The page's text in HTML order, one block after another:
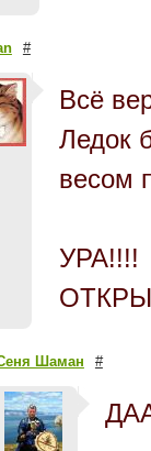
#
Всё
Ледок
весом
УРА!!!!
Шаман #